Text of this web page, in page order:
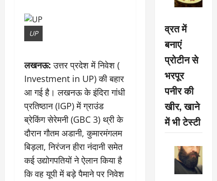
UP
लखनऊ: उत्तर प्रदेश में निवेश (
Investment in UP) की बहार
आ गई है। लखनऊ के इंदिरा गांधी
प्रतिष्ठान (IGP) में ग्राउंड
ब्रेकिंग सेरेमनी (GBC 3) थ्री के
दौरान गौतम अडानी, कुमारमंगलम
बिड़ला, निरंजन हीरा नंदानी समेत
कई उद्योगपतियों ने ऐलान किया है
कि वह यूपी में बड़े पैमाने पर निवेश
व्रत में
बनाएं
प्रोटीन से
भरपूर
पनीर की
खीर, खाने
में भी टेस्टी